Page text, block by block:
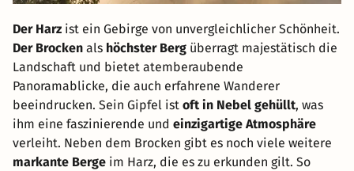
Der Harz ist ein Gebirge von unvergleichlicher Schönheit.
Der Brocken als höchster Berg überragt majestätisch die
Landschaft und bietet atemberaubende
Panoramablicke, die auch erfahrene Wanderer
beeindrucken. Sein Gipfel ist oft in Nebel gehüllt, was
ihm eine faszinierende und einzigartige Atmosphäre
verleiht. Neben dem Brocken gibt es noch viele weitere
markante Berge im Harz, die es zu erkunden gilt. So